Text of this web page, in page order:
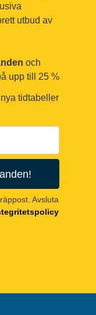
utbud av
och
upp till 25 %
tidtabeller
Avsluta